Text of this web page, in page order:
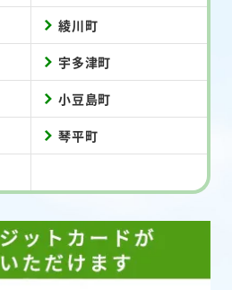
綾川町
宇多津町
小豆島町
琴平町